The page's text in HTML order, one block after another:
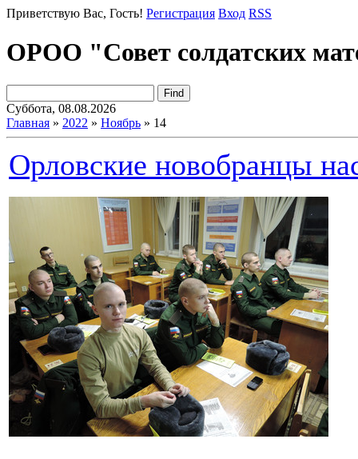
Приветствую Вас, Гость! Регистрация Вход RSS
ОРОО "Совет солдатских
Суббота, 08.08.2026
Главная » 2022 » Ноябрь » 14
Орловские новобранцы